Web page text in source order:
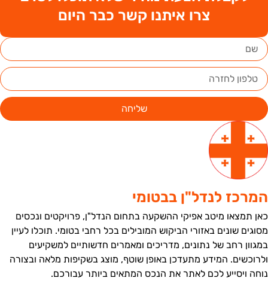
צרו איתנו קשר כבר היום
שליחה
לנדל"ן בבטומי
תמצאו מיטב אפיקי ההשקעה בתחום הנדל"ן, פרויקטים ונכסים
שונים באזורי הביקוש המובילים בכל רחבי בטומי. תוכלו לעיין
רחב של נתונים, מדריכים ומאמרים חדשותיים למשקיעים
המידע מתעדכן באופן שוטף, מוצג בשקיפות מלאה ובצורה
ויסייע לכם לאתר את הנכס המתאים ביותר עבורכם.